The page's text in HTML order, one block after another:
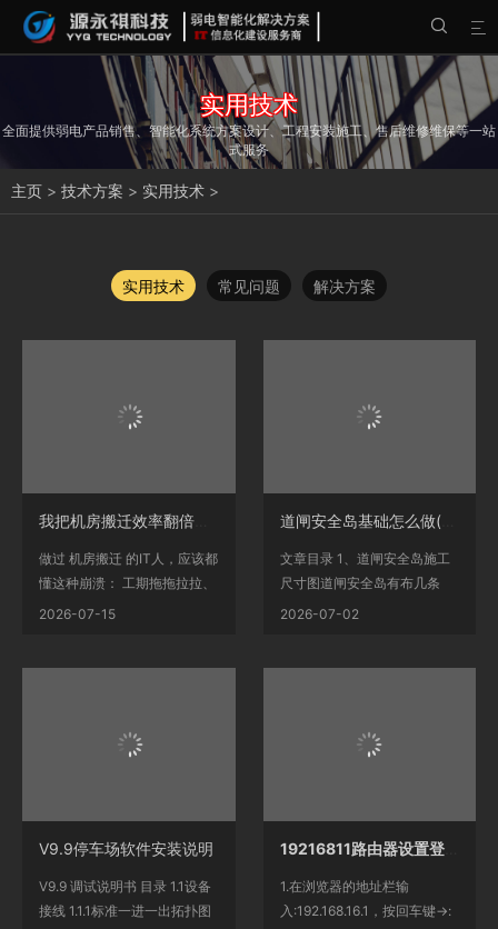


实用技术
全面提供弱电产品销售、智能化系统方案设计、工程安装施工、售后维修维保等一站
式服务
主页 > 技术方案 > 实用技术 >
实用技术 常见问题 解决方案
做过 机房搬迁 的IT人，应该都
懂这种崩溃： 工期拖拖拉拉、
返工层出不穷、线...
2026-07-15
道闸安全岛基础怎么做(小区道闸安全岛尺寸)
文章目录 1、道闸安全岛施工
尺寸图道闸安全岛有布几条
管？2、道闸基础尺寸一...
2026-07-02
V9.9停车场软件安装说明
V9.9 调试说明书 目录 1.1设备
接线 1.1.1标准一进一出拓扑图
19216811路由器设置登录入口
1.在浏览器的地址栏输
入:192.168.16.1，按回车键->: